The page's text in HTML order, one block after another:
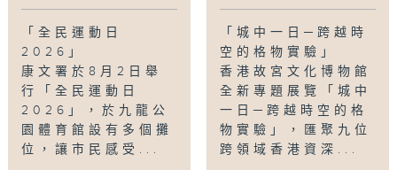
「全民運動日
2026」
康文署於8月2日舉
行「全民運動日
2026」，於九龍公
園體育館設有多個攤
位，讓市民感受...
「城中一日─跨越時
空的格物實驗」
香港故宮文化博物館
全新專題展覽「城中
一日─跨越時空的格
物實驗」，匯聚九位
跨領域香港資深...